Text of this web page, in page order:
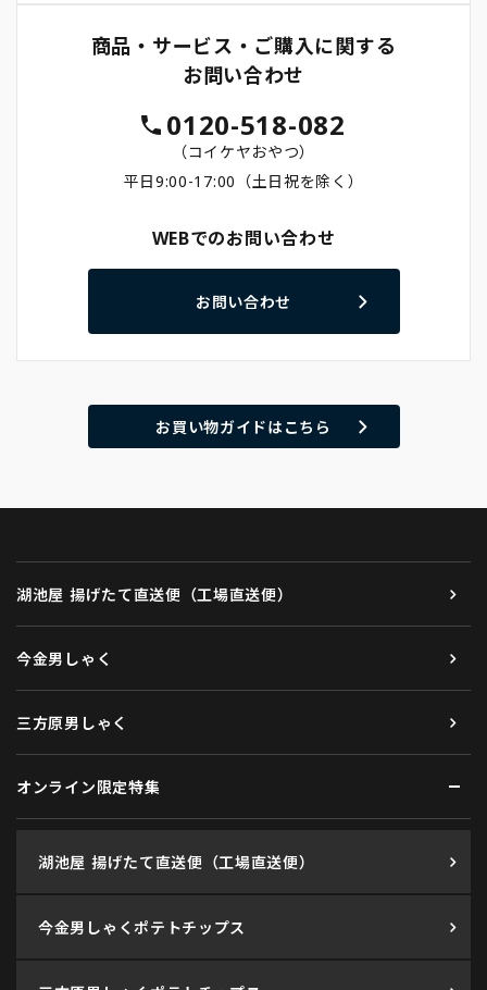
商品・サービス・ご購入に関する
お問い合わせ
0120-518-082
（コイケヤおやつ）
平日9:00-17:00（土日祝を除く）
WEBでのお問い合わせ
お問い合わせ
お買い物ガイドはこちら
湖池屋 揚げたて直送便（工場直送便）
今金男しゃく
三方原男しゃく
オンライン限定特集
湖池屋 揚げたて直送便（工場直送便）
今金男しゃくポテトチップス